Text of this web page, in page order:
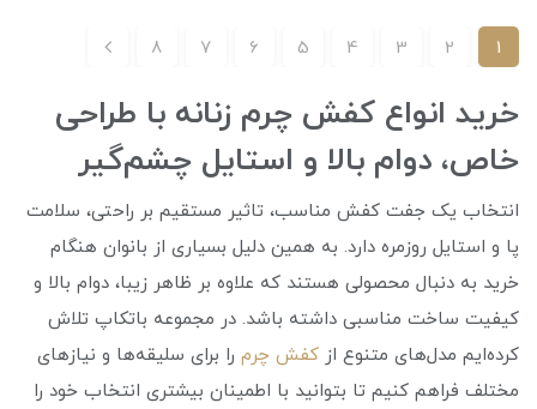
1
2
3
4
5
6
7
8
خرید انواع کفش چرم زنانه با طراحی
خاص، دوام بالا و استایل چشم‌گیر
انتخاب یک جفت کفش مناسب، تاثیر مستقیم بر راحتی، سلامت
پا و استایل روزمره دارد. به همین دلیل بسیاری از بانوان هنگام
خرید به دنبال محصولی هستند که علاوه بر ظاهر زیبا، دوام بالا و
کیفیت ساخت مناسبی داشته باشد. در مجموعه باتکاپ تلاش
کرده‌ایم مدل‌های متنوع از کفش چرم را برای سلیقه‌ها و نیازهای
مختلف فراهم کنیم تا بتوانید با اطمینان بیشتری انتخاب خود را